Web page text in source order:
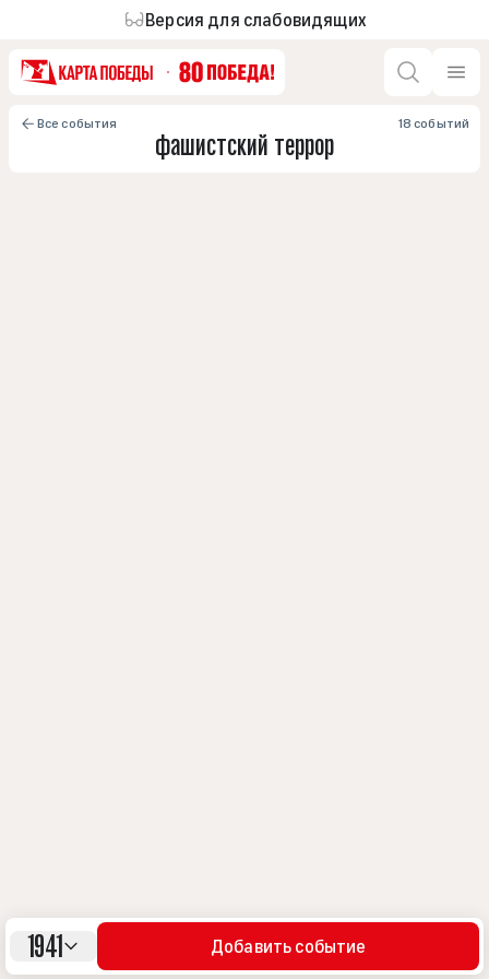
Версия для слабовидящих
1941 Добавить событие
Все события 18 событий
фашистский террор